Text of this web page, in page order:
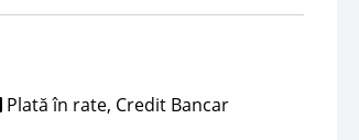
Plată în rate, Credit Bancar